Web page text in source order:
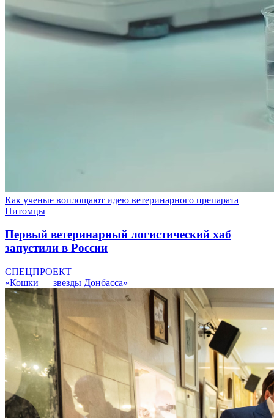
Как ученые воплощают идею ветеринарного препарата
Питомцы
Первый ветеринарный логистический хаб
запустили в России
СПЕЦПРОЕКТ
«Кошки — звезды Донбасса»